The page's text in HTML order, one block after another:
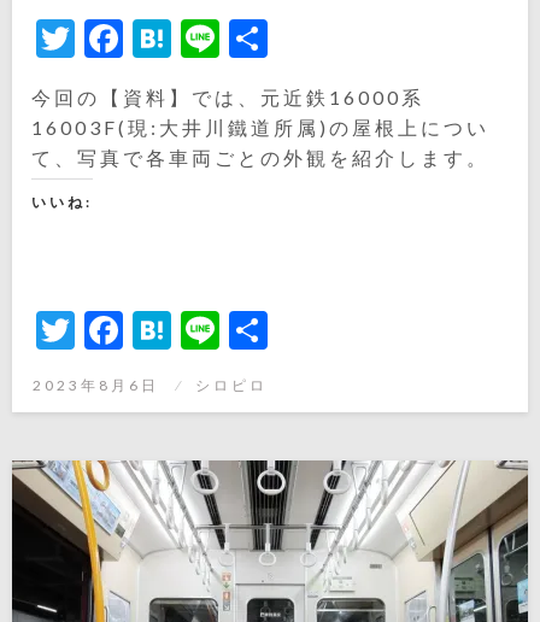
Twitter
Facebook
Hatena
Line
有
今回の【資料】では、元近鉄16000系
16003F(現:大井川鐵道所属)の屋根上につい
て、写真で各車両ごとの外観を紹介します。
いいね:
Twitter
Facebook
Hatena
Line
投
日:
2023年8月6日 シロピロ